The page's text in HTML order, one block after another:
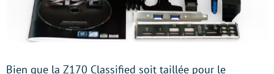
Bien que la Z170 Classified soit taillée pour le